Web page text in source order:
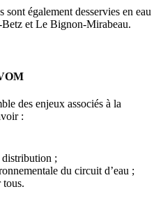
également desservies en eau
et Le Bignon-Mirabeau.
des enjeux associés à la
:
distribution ;
du circuit d’eau ;
tous.